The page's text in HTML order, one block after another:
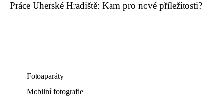
Práce Uherské Hradiště: Kam pro nové příležitosti?
Fotoaparáty
Mobilní fotografie